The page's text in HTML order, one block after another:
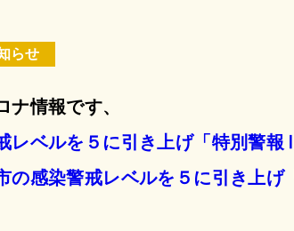
らせ
ナ情報です、
レベルを５に引き上げ「特別警
の感染警戒レベルを５に引き上